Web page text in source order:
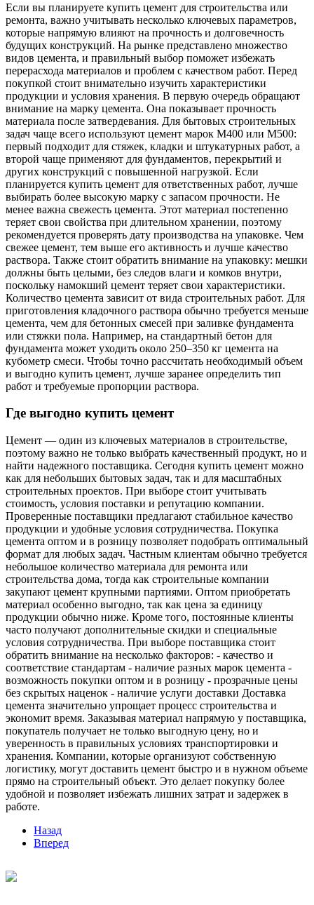
Если вы планируете купить цемент для строительства или
ремонта, важно учитывать несколько ключевых параметров,
которые напрямую влияют на прочность и долговечность
будущих конструкций. На рынке представлено множество
видов цемента, и правильный выбор поможет избежать
перерасхода материалов и проблем с качеством работ. Перед
покупкой стоит внимательно изучить характеристики
продукции и условия хранения. В первую очередь обращают
внимание на марку цемента. Она показывает прочность
материала после затвердевания. Для бытовых строительных
задач чаще всего используют цемент марок М400 или М500:
первый подходит для стяжек, кладки и штукатурных работ, а
второй чаще применяют для фундаментов, перекрытий и
других конструкций с повышенной нагрузкой. Если
планируется купить цемент для ответственных работ, лучше
выбирать более высокую марку с запасом прочности. Не
менее важна свежесть цемента. Этот материал постепенно
теряет свои свойства при длительном хранении, поэтому
рекомендуется проверять дату производства на упаковке. Чем
свежее цемент, тем выше его активность и лучше качество
раствора. Также стоит обратить внимание на упаковку: мешки
должны быть целыми, без следов влаги и комков внутри,
поскольку намокший цемент теряет свои характеристики.
Количество цемента зависит от вида строительных работ. Для
приготовления кладочного раствора обычно требуется меньше
цемента, чем для бетонных смесей при заливке фундамента
или стяжки пола. Например, на стандартный бетон для
фундамента может уходить около 250–350 кг цемента на
кубометр смеси. Чтобы точно рассчитать необходимый объем
и выгодно купить цемент, лучше заранее определить тип
работ и требуемые пропорции раствора.
Где выгодно купить цемент
Цемент — один из ключевых материалов в строительстве,
поэтому важно не только выбрать качественный продукт, но и
найти надежного поставщика. Сегодня купить цемент можно
как для небольших бытовых задач, так и для масштабных
строительных проектов. При выборе стоит учитывать
стоимость, условия поставки и репутацию компании.
Проверенные поставщики предлагают стабильное качество
продукции и удобные условия сотрудничества. Покупка
цемента оптом и в розницу позволяет подобрать оптимальный
формат для любых задач. Частным клиентам обычно требуется
небольшое количество материала для ремонта или
строительства дома, тогда как строительные компании
закупают цемент крупными партиями. Оптом приобретать
материал особенно выгодно, так как цена за единицу
продукции обычно ниже. Кроме того, постоянные клиенты
часто получают дополнительные скидки и специальные
условия сотрудничества. При выборе поставщика стоит
обратить внимание на несколько факторов: - качество и
соответствие стандартам - наличие разных марок цемента -
возможность покупки оптом и в розницу - прозрачные цены
без скрытых наценок - наличие услуги доставки Доставка
цемента значительно упрощает процесс строительства и
экономит время. Заказывая материал напрямую у поставщика,
покупатель получает не только выгодную цену, но и
уверенность в правильных условиях транспортировки и
хранения. Компании, которые организуют собственную
логистику, могут доставить цемент быстро и в нужном объеме
прямо на строительный объект. Это делает покупку более
удобной и позволяет избежать лишних затрат и задержек в
работе.
Назад
Вперед